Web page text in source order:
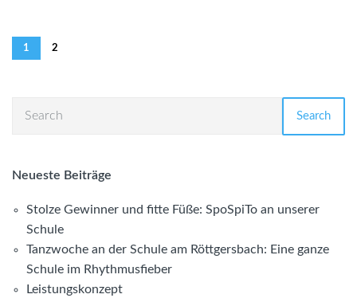
1 2
Search
Neueste Beiträge
Stolze Gewinner und fitte Füße: SpoSpiTo an unserer
Schule
Tanzwoche an der Schule am Röttgersbach: Eine ganze
Schule im Rhythmusfieber
Leistungskonzept